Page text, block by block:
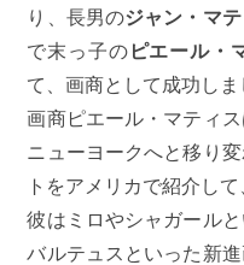
り、長男のジャン・マ
で末っ子の ピエール・
て、画商として成功しま
画商ピエール・マティ
ニューヨークへと移り
トをアメリカで紹介し
彼はミロやシャガール
バルテュスといった新